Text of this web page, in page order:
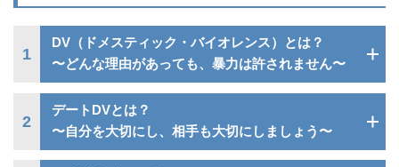
1
DV（ドメスティック・バイオレンス）とは？
〜どんな理由があっても、暴力は許されません〜
2
デートDVとは？
〜自分を大切にし、相手も大切にしましょう〜